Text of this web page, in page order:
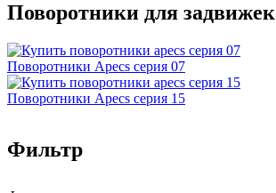
Поворотники для задвижек
Поворотники Apecs серия 07
Поворотники Apecs серия 15
Фильтр